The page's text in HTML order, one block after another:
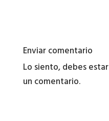
Enviar comentario
Lo siento, debes estar
un comentario.